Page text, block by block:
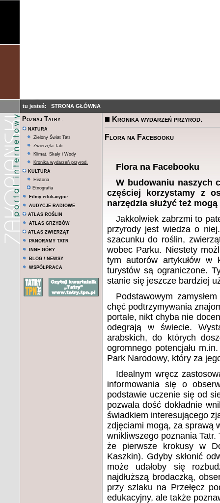
tu jesteś: STRONA GŁÓWNA
Poznaj Tatry
NATURA
Zielony Świat Tatr
Zwierzęta Tatr
Klimat, Skały i Wody
Kronika wydarzeń przyrod.
KULTURA
Historia
Etnografia
Filmy edukacyjne
AUDYCJE RADIOWE
ATLAS ROŚLIN
ATLAS GRZYBÓW
ATLAS ZWIERZĄT
PANORAMY TATR
INNE GÓRY
BLOG / NEWSY
WSPÓŁPRACA
Kronika wydarzeń przyrod.
Flora na Facebooku
Flora na Facebooku
W budowaniu naszych
częściej korzystamy z
narzędzia służyć też
Jakkolwiek zabrzmi to
przyrody jest wiedza o
szacunku do roślin,
wobec Parku. Niestety
tym autorów artykułów w
turystów są ograniczone.
stanie się jeszcze bardziej
Podstawowym
chęć podtrzymywania
portale, nikt chyba nie
odegrają w świecie.
arabskich, do których
ogromnego potencjału
Park Narodowy, który za
Idealnym wręcz
informowania się o
podstawie uczenie się od
pozwala dość dokładnie
świadkiem interesującego
zdjęciami mogą, za sprawą
wnikliwszego poznania Tatr.
że pierwsze krokusy w
Kaszkin). Gdyby skłonić
może udałoby się
najdłuższą brodaczką,
przy szlaku na Przełęcz
edukacyjny, ale także